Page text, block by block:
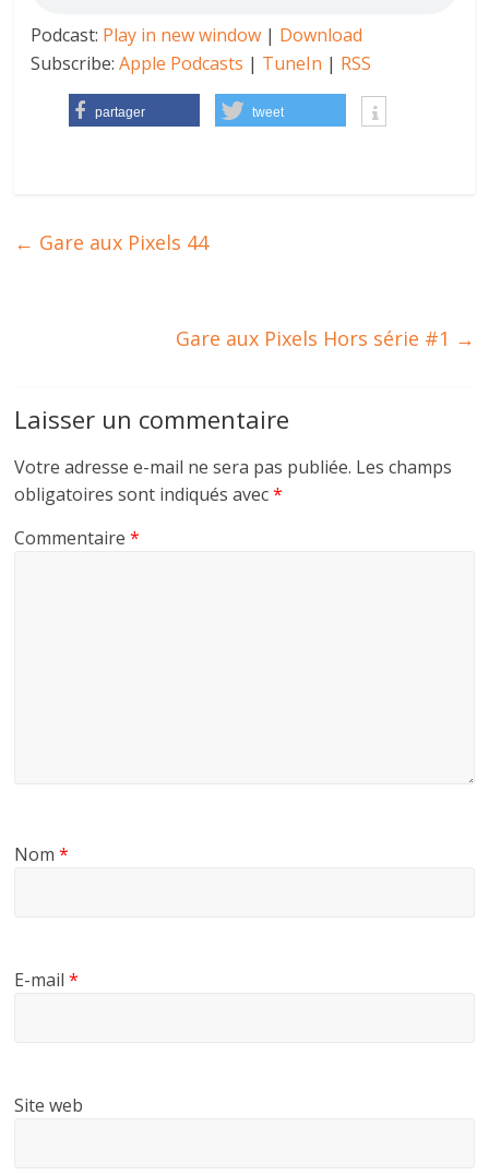
Podcast: Play in new window | Download
Subscribe:Apple Podcasts | TuneIn | RSS
partager tweet
← Gare aux Pixels 44
Gare aux Pixels Hors série #1 →
Laisser un commentaire
Votre adresse e-mail ne sera pas publiée. Les champs
obligatoires sont indiqués avec*
Commentaire*
Nom*
E-mail*
Site web